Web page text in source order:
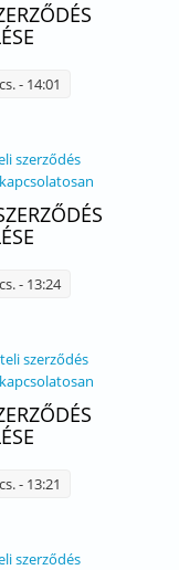
- 14:01
szerződés
- 13:24
szerződés
- 13:21
szerződés